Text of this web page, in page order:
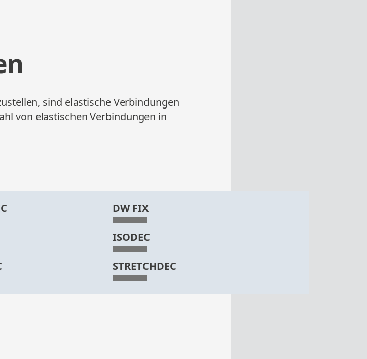
sind elastische Verbindungen
von elastischen Verbindungen in
DW FIX
ISODEC
STRETCHDEC